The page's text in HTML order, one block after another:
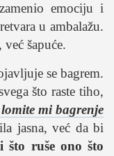
emociju i
u ambalažu.
šapuće.
se bagrem.
što raste tiho,
mi bagrenje
jasna, već da bi
što ruše ono što